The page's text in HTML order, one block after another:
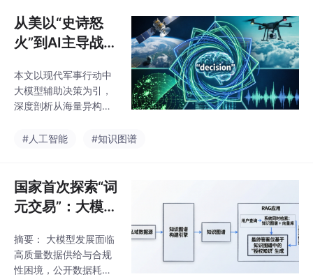
从美以“史诗怒
火”到AI主导战
从“情报洪水”中
挤出决策知识
本文以现代军事行动中
大模型辅助决策为引，
深度剖析从海量异构情
术链路，对比分析Palan
决策场景中，“可信可解
释”技术路线的核心价值
与未来趋势。
#人工智能 #知识图谱
国家首次探索“词
元交易”：大模型
困境与知识图谱
的“价值锚定”机
摘要： 大模型发展面临
高质量数据供给与合规
性困境，公开数据耗